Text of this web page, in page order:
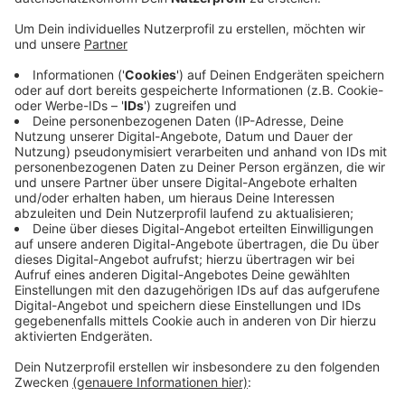
schenken euch jeden Mittwoch in der ANTENNE
MÜNSTER-Morningshow einen125-Euro-
Münstergutscheinzum Einlösen in vielen eurer
Lieblingsläden in Münster.
Zusätzlich gibt es jede Woche die exklusive
Zusatzchance auf tolle Münster-Gewinne. Das Online-
Spiel läuft jeweils eine Woche lang. Am Mittwoch der
Folgewoche geben wir den/die Gewinner:in bekannt
und informieren ihn oder sie.Hiergeht es zur aktuellen
Zusatzchance.
Anzeige